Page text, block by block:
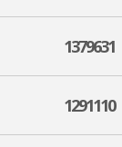
1379631
1291110